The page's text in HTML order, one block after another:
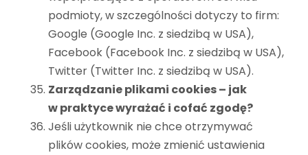
podmioty, w szczególności dotyczy to firm:
Google (Google Inc. z siedzibą w USA),
Facebook (Facebook Inc. z siedzibą w USA),
Twitter (Twitter Inc. z siedzibą w USA).
Zarządzanie plikami cookies – jak
w praktyce wyrażać i cofać zgodę?
Jeśli użytkownik nie chce otrzymywać
plików cookies, może zmienić ustawienia